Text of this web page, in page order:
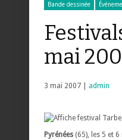
Bande dessinée
mai
3 mai 2007 | admin
Pyrénées (65), les 5 et